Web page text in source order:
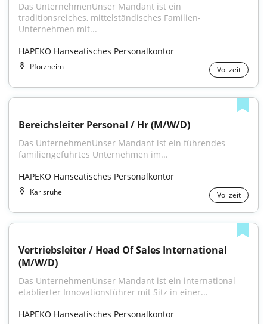
Das UnternehmenUnser Mandant ist ein
traditionsreiches, mittelständisches Familien-
Unternehmen mit...
HAPEKO Hanseatisches Personalkontor
Pforzheim Vollzeit
Bereichsleiter Personal / Hr (M/W/D)
Das UnternehmenUnser Mandant ist ein führendes
familiengeführtes Unternehmen im...
HAPEKO Hanseatisches Personalkontor
Karlsruhe Vollzeit
Vertriebsleiter / Head Of Sales International
(M/W/D)
Das UnternehmenUnser Mandant ist ein international
etablierter Innovationsführer mit Sitz in einer...
HAPEKO Hanseatisches Personalkontor